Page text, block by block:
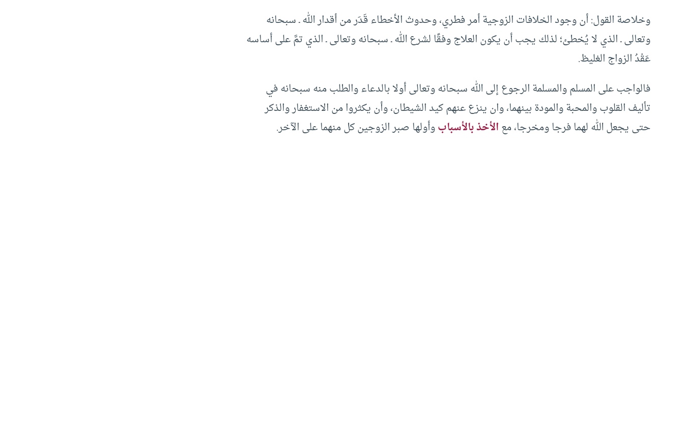
وخلاصة القول: أن وجود الخلافات الزوجية أمر فطري، وحدوث الأخطاء قَدَر من أقدار الله ـ سبحانه
وتعالى ـ الذي لا يُخطئ؛ لذلك يجب أن يكون العلاج وفقًا لشرع الله ـ سبحانه وتعالى ـ الذي تمَّ على أساسه
عَقْدُ الزواج الغليظ.
فالواجب على المسلم والمسلمة الرجوع إلى الله سبحانه وتعالى أولا بالدعاء والطلب منه سبحانه في
تأليف القلوب والمحبة والمودة بينهما، وان ينزع عنهم كيد الشيطان، وأن يكثروا من الاستغفار والذكر
حتى يجعل الله لهما فرجا ومخرجا، معالأخذ بالأسبابوأولها صبر الزوجين كل منهما على الآخر.